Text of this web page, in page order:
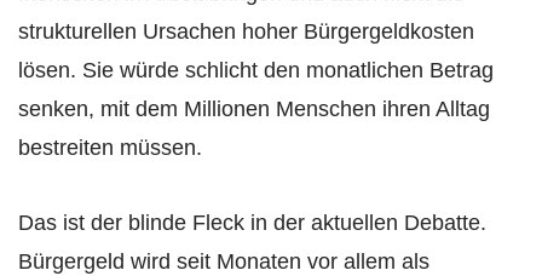
strukturellen Ursachen hoher Bürgergeldkosten
lösen. Sie würde schlicht den monatlichen Betrag
senken, mit dem Millionen Menschen ihren Alltag
bestreiten müssen.
Das ist der blinde Fleck in der aktuellen Debatte.
Bürgergeld wird seit Monaten vor allem als